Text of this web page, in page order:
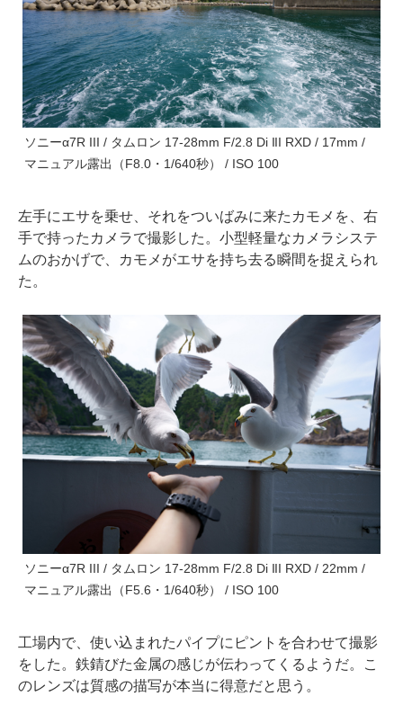
ソニーα7R III / タムロン 17-28mm F/2.8 Di III RXD / 17mm /
マニュアル露出（F8.0・1/640秒） / ISO 100
左手にエサを乗せ、それをついばみに来たカモメを、右
手で持ったカメラで撮影した。小型軽量なカメラシステ
ムのおかげで、カモメがエサを持ち去る瞬間を捉えられ
た。
ソニーα7R III / タムロン 17-28mm F/2.8 Di III RXD / 22mm /
マニュアル露出（F5.6・1/640秒） / ISO 100
工場内で、使い込まれたパイプにピントを合わせて撮影
をした。鉄錆びた金属の感じが伝わってくるようだ。こ
のレンズは質感の描写が本当に得意だと思う。